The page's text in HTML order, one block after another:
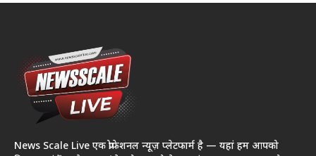
News Scale Live एक प्रोफेशनल न्यूज़ प्लेटफार्म है — यहां हम आपको